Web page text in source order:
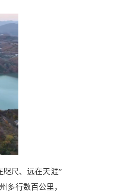
咫尺、远在天涯”
多行数百公里，